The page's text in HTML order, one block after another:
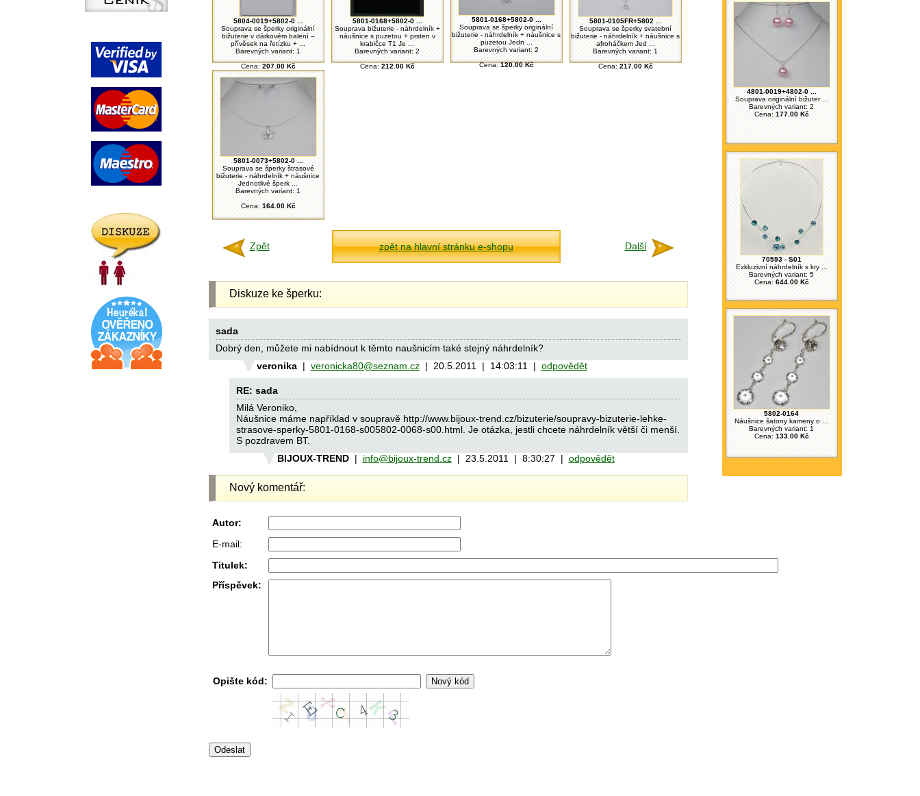
4801-0019+4802-0 ...
Souprava originální bižuter ...
Barevných variant: 2
Cena:177.00 Kč
70593 - S01
Exkluzivní náhrdelník s kry ...
Barevných variant: 5
Cena: 644.00 Kč
5802-0164
Náušnice šatony kameny o ...
Barevných variant: 1
Cena: 133.00 Kč
5804-0019+5802-0 ...
Souprava se šperky originální
bižuterie v dárkovém balení –
přívěsek na řetízku + ...
Barevných variant: 1
Cena: 207.00 Kč
5801-0168+5802-0 ...
Souprava bižuterie - náhrdelník +
náušnice s puzetou + prsten v
krabičce T1 Je ...
Barevných variant: 2
Cena: 212.00 Kč
5801-0168+5802-0 ...
Souprava se šperky originální
bižuterie - náhrdelník + náušnice s
puzetou Jedn ...
Barevných variant: 2
Cena:120.00 Kč
5801-0105FR+5802 ...
Souprava se šperky svatební
bižuterie - náhrdelník + náušnice s
afroháčkem Jed ...
Barevných variant: 1
Cena: 217.00 Kč
5801-0073+5802-0 ...
Souprava se šperky štrasové
bižuterie - náhrdelník + náušnice
Jednotlivé šperk ...
Barevných variant: 1
Cena:164.00 Kč
Zpět zpět na hlavní stránku e-shopu Další
Diskuze ke šperku:
sada
Dobrý den, můžete mi nabídnout k těmto naušnicím také stejný náhrdelník?
veronika| veronicka80@seznam.cz| 20.5.2011 | 14:03:11 | odpovědět
RE: sada
Milá Veroniko,
Náušnice máme například v soupravě http://www.bijoux-trend.cz/bizuterie/soupravy-bizuterie-lehke-
strasove-sperky-5801-0168-s005802-0068-s00.html. Je otázka, jestli chcete náhrdelník větší či menší.
S pozdravem BT.
BIJOUX-TREND| info@bijoux-trend.cz| 23.5.2011 | 8:30:27 | odpovědět
Nový komentář:
Autor:
E-mail:
Titulek:
Příspěvek:
Opište kód: